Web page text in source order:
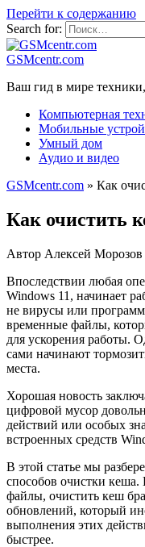
Перейти к содержанию
Search for:
GSMcentr.com
Ваш гид в мире
Компьютерная
Мобильные
Умный дом
Аудио и видео
GSMcentr.com » Как
Как очистить
Автор Алексей Морозов
Впоследствии любая
Windows 11, начинает
не вирусы или
временные файлы,
для ускорения работы.
сами начинают
места.
Хорошая новость
цифровой мусор
действий или особых
встроенных средств
В этой статье мы
способов очистки кеша.
файлы, очистить кеш
обновлений, который
выполнения этих
быстрее.